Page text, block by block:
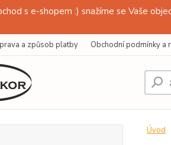
s e-shopem :) snažíme se Vaše
a způsob platby Obchodní podmínky a
Úvod